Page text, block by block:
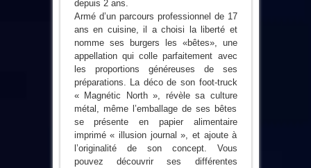
depuis 2 ans.
Armé d’un parcours professionnel de 17
ans en cuisine, il a choisi la liberté et
nomme ses burgers les «bêtes», une
appellation qui colle parfaitement avec
les proportions généreuses de ses
préparations. La déco de son foot-truck
« Magnétic North », révèle sa culture
métal, même l’emballage de ses bêtes
se présente en papier alimentaire
imprimé « illusion journal », et ajoute à
l’originalité de son concept. Vous
pouvez découvrir ses différentes